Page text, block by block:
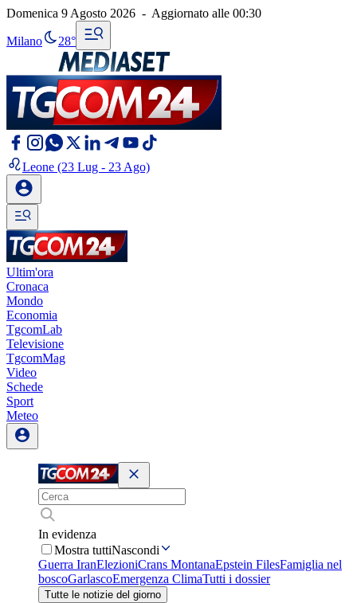
Domenica 9 Agosto 2026 - Aggiornato alle 00:30
Milano 28°
Leone (23 Lug - 23 Ago)
Ultim'ora
Cronaca
Mondo
Economia
TgcomLab
Televisione
TgcomMag
Video
Schede
Sport
Meteo
In evidenza
Mostra tuttiNascondi
Guerra IranElezioniCrans MontanaEpstein FilesFamiglia nel
boscoGarlascoEmergenza ClimaTutti i dossier
Tutte le notizie del giorno